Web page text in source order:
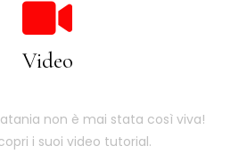
Video
non è mai stata così viva!
i suoi video tutorial.